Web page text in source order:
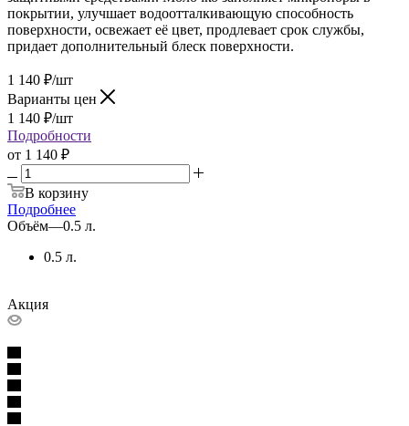
покрытии, улучшает водоотталкивающую способность
поверхности, освежает её цвет, продлевает срок службы,
придает дополнительный блеск поверхности.
1 140 ₽/шт
Варианты цен
1 140 ₽/шт
Подробности
от 1 140 ₽
В корзину
Подробнее
Объём—0.5 л.
0.5 л.
Акция